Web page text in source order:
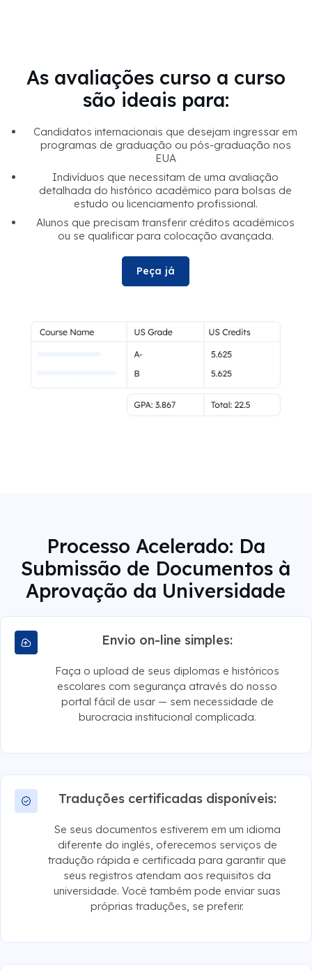
As avaliações curso a curso
são ideais para:
Candidatos internacionais que desejam ingressar em
programas de graduação ou pós-graduação nos
EUA
Indivíduos que necessitam de uma avaliação
detalhada do histórico acadêmico para bolsas de
estudo ou licenciamento profissional.
Alunos que precisam transferir créditos acadêmicos
ou se qualificar para colocação avançada.
Peça já
Processo Acelerado: Da
Submissão de Documentos à
Aprovação da Universidade
Envio on-line simples:
Faça o upload de seus diplomas e históricos
escolares com segurança através do nosso
portal fácil de usar — sem necessidade de
burocracia institucional complicada.
Traduções certificadas disponíveis:
Se seus documentos estiverem em um idioma
diferente do inglês, oferecemos serviços de
tradução rápida e certificada para garantir que
seus registros atendam aos requisitos da
universidade. Você também pode enviar suas
próprias traduções, se preferir.